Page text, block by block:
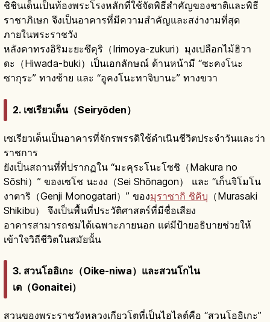
ชิชินเด็นเป็นท้องพระโรงหลักที่ใช้จัดพิธีสำคัญของชาติและพิธี
ราชาภิเษก จึงเป็นอาคารที่มีความสำคัญและสง่างามที่สุด
ภายในพระราชวัง
หลังคาทรงอิริมะยะซึคุริ（Irimoya-zukuri）มุงเปลือกไม้ฮิวา
ดะ（Hiwada-buki）เป็นเอกลักษณ์ ด้านหน้ามี “ซะคงโนะ
ซากุระ” ทางซ้าย และ “อูคงโนะทาจิบานะ” ทางขวา
2. เซเรียวเด็น（Seiryōden）
เซเรียวเด็นเป็นอาคารที่จักรพรรดิใช้ดำเนินชีวิตประจำวันและว่า
ราชการ
ยังเป็นสถานที่ที่ปรากฏใน “มะคุระโนะโซชิ（Makura no
Sōshi）” ของเซโช นะงง（Sei Shōnagon） และ “เก็นจิโมโน
งาตาริ（Genji Monogatari）” ของมุราซากิ ชิคิบุ （Murasaki
Shikibu） จึงเป็นพื้นที่ประวัติศาสตร์ที่มีชื่อเสียง
อาคารสามารถชมได้เฉพาะภายนอก แต่มีป้ายอธิบายช่วยให้
เข้าใจวิถีชีวิตในสมัยนั้น
3. สวนโออิเกะ（Oike-niwa）และสวนโกไน
เต（Gonaitei）
สวนของพระราชวังหลวงเกียวโตที่เป็นไฮไลต์คือ “สวนโออิเกะ”